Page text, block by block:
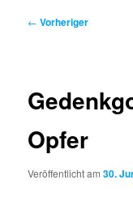
Beitragsnavigation
← Vorheriger
Opfer
Veröffentlicht am30.